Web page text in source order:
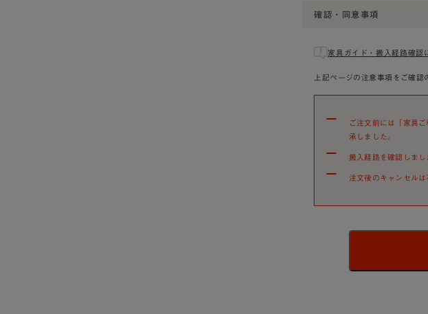
確認・同意事項
家具ガイド・搬入経路確認
上記ページの注意事項をご確認
ご注文前には「家具
承しました。
搬入経路を確認しまし
注文後のキャンセルは